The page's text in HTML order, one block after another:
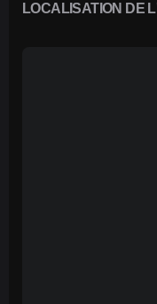
LOCALISATION DE